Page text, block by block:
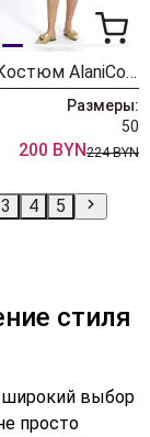
Костюм AlaniCollection 2575 персиковый
Размеры:
50
200 BYN224 BYN
3 4 5
стиля
широкий выбор
просто